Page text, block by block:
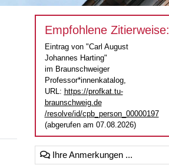
Empfohlene Zitierweise:
Eintrag von "Carl August
Johannes Harting"
im Braunschweiger
Professor*innenkatalog,
URL: https://profkat.tu-
braunschweig.de
/resolve/id/cpb_person_00000197
(abgerufen am 07.08.2026)
Ihre Anmerkungen ...